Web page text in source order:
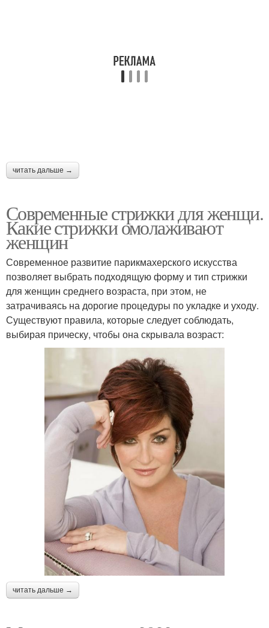
читать дальше →
Современные стрижки для женщи.
Какие стрижки омолаживают
женщин
Современное развитие парикмахерского искусства
позволяет выбрать подходящую форму и тип стрижки
для женщин среднего возраста, при этом, не
затрачиваясь на дорогие процедуры по укладке и уходу.
Существуют правила, которые следует соблюдать,
выбирая прическу, чтобы она скрывала возраст:
читать дальше →